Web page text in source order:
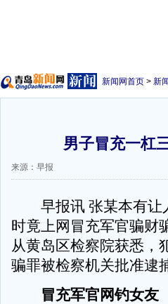
新闻网首页 > 新
男子冒充一杠
来源：早报
早报讯 张某本有让
时竟上网冒充军官骗财
从黄岛区检察院获悉，
骗罪被检察机关批准逮
冒充军官网钓女友